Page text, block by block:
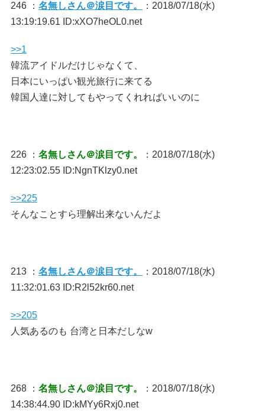
246 ： 名無しさん＠涙目です。
：2018/07/18(水)
13:19:19.61 ID:xXO7heOL0.net
>>1
韓流アイドルだけじゃなくて、
日本にいっぱい観光旅行に来てる
韓国人達に対してもやってくれればいいのに
226 ： 名無しさん＠涙目です。
：2018/07/18(水)
12:23:02.55 ID:NgnTKlzy0.net
>>225
そんなことすら理解出来ないんだよ
213 ： 名無しさん＠涙目です。
：2018/07/18(水)
11:32:01.63 ID:R2l52kr60.net
>>205
人気あるのも 台湾と日本だしなw
268 ： 名無しさん＠涙目です。
：2018/07/18(水)
14:38:44.90 ID:kMYy6Rxj0.net